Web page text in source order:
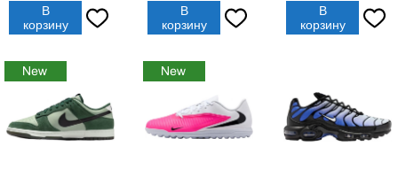
В
корзину
В
корзину
В
корзину